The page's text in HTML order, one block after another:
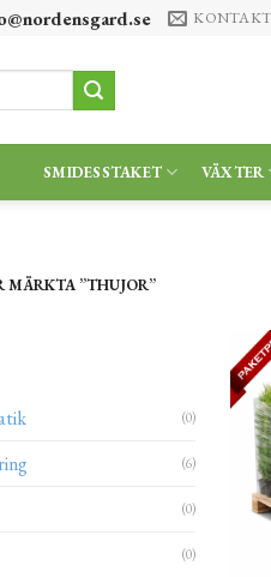
SMIDESSTAKET VÄXTER
MÄRKTA ”THUJOR”
(0)
(6)
(0)
(0)